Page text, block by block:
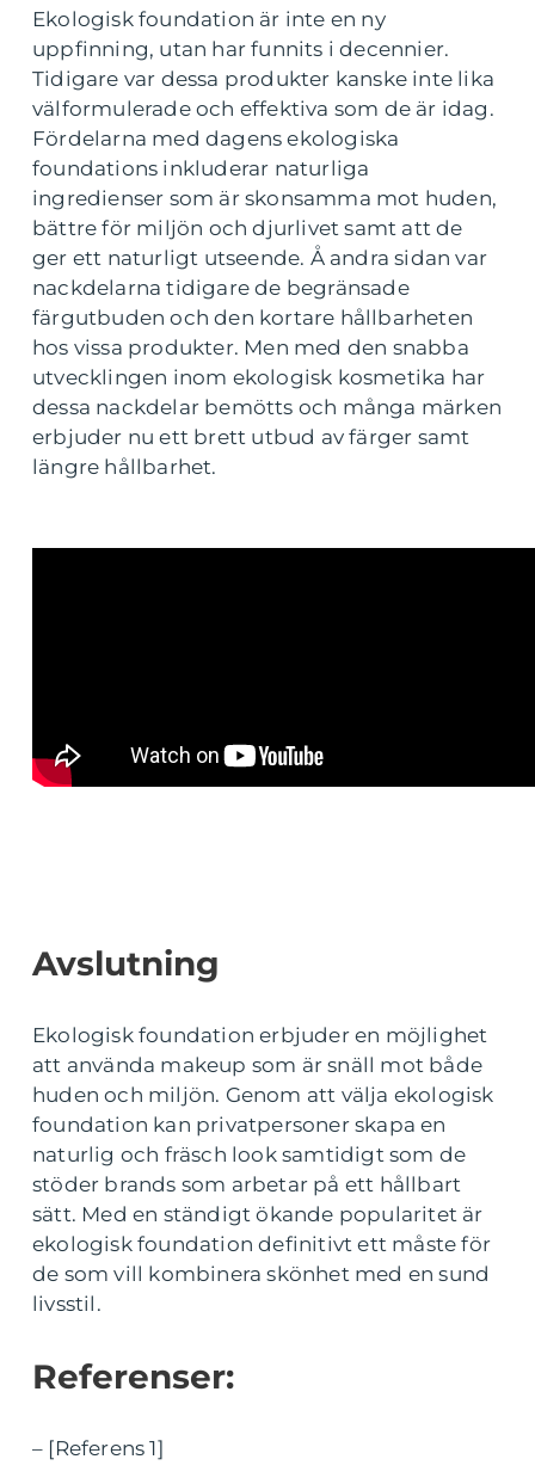
Ekologisk foundation är inte en ny
uppfinning, utan har funnits i decennier.
Tidigare var dessa produkter kanske inte lika
välformulerade och effektiva som de är idag.
Fördelarna med dagens ekologiska
foundations inkluderar naturliga
ingredienser som är skonsamma mot huden,
bättre för miljön och djurlivet samt att de
ger ett naturligt utseende. Å andra sidan var
nackdelarna tidigare de begränsade
färgutbuden och den kortare hållbarheten
hos vissa produkter. Men med den snabba
utvecklingen inom ekologisk kosmetika har
dessa nackdelar bemötts och många märken
erbjuder nu ett brett utbud av färger samt
längre hållbarhet.
Avslutning
Ekologisk foundation erbjuder en möjlighet
att använda makeup som är snäll mot både
huden och miljön. Genom att välja ekologisk
foundation kan privatpersoner skapa en
naturlig och fräsch look samtidigt som de
stöder brands som arbetar på ett hållbart
sätt. Med en ständigt ökande popularitet är
ekologisk foundation definitivt ett måste för
de som vill kombinera skönhet med en sund
livsstil.
Referenser:
– [Referens 1]